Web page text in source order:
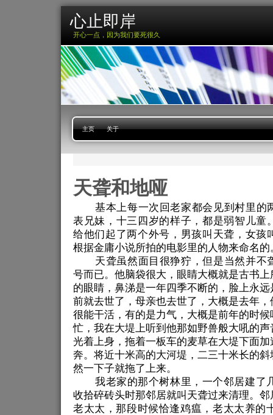
心止即岸
开心一点，因为我们要死很久
主页 关于
天聋和地哑
基本上每一次回老家都会见到村里的
表兄妹，十三四岁的样子，都是弱智儿童
给他们起了两个外号，男孩叫天聋，女孩
根据金庸小说所拍的电影里的人物来命名的
天聋虽然面目很狰狞，但是当然并不
号而已。他脑袋很大，眼睛大概就是古书
的眼睛，鼻涕是一年四季不断的，脸上永
前就去世了，母亲也去世了，大概是去年
很能干活，有的是力气，大概是前年的时
忙，我在大堤上听到他那如野兽般大吼的
光着上身，拖着一板车的麦草在大堤下面
奔。将近十米高的大河堤，二三十米长的
然一下子就拖了上来。
我老家的那个树林里，一个邻居建了
收拾碎砖头时那邻居就叫天聋过来清理。
老太太，那段时候恰逢鸡瘟，老太太养的